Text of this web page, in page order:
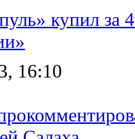
купил за
16:10